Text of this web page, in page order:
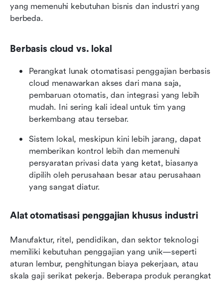
yang memenuhi kebutuhan bisnis dan industri yang
berbeda.
Berbasis cloud vs. lokal
Perangkat lunak otomatisasi penggajian berbasis
cloud menawarkan akses dari mana saja,
pembaruan otomatis, dan integrasi yang lebih
mudah. Ini sering kali ideal untuk tim yang
berkembang atau tersebar.
Sistem lokal, meskipun kini lebih jarang, dapat
memberikan kontrol lebih dan memenuhi
persyaratan privasi data yang ketat, biasanya
dipilih oleh perusahaan besar atau perusahaan
yang sangat diatur.
Alat otomatisasi penggajian khusus industri
Manufaktur, ritel, pendidikan, dan sektor teknologi
memiliki kebutuhan penggajian yang unik—seperti
aturan lembur, penghitungan biaya pekerjaan, atau
skala gaji serikat pekerja. Beberapa produk perangkat